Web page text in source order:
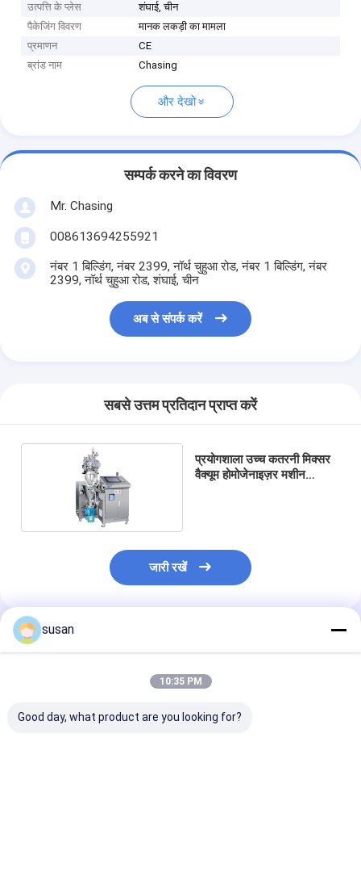
उत्पत्ति के प्लेस
शंघाई, चीन
पैकेजिंग विवरण
मानक लकड़ी का मामला
प्रमाणन
CE
ब्रांड नाम
Chasing
और देखो
सम्पर्क करने का विवरण
Mr. Chasing
008613694255921
नंबर 1 बिल्डिंग, नंबर 2399, नॉर्थ चुहुआ रोड, नंबर 1 बिल्डिंग, नंबर
2399, नॉर्थ चुहुआ रोड, शंघाई, चीन
अब से संपर्क करें
सबसे उत्तम प्रतिदान प्राप्त करें
प्रयोगशाला उच्च कतरनी मिक्सर
वैक्यूम होमोजेनाइज़र मशीन
जारी रखें
अनुशंसित उत्पाद
susan
10:35 PM
Good day, what product are you looking for?